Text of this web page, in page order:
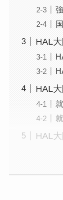
HAL
HAL
HAL